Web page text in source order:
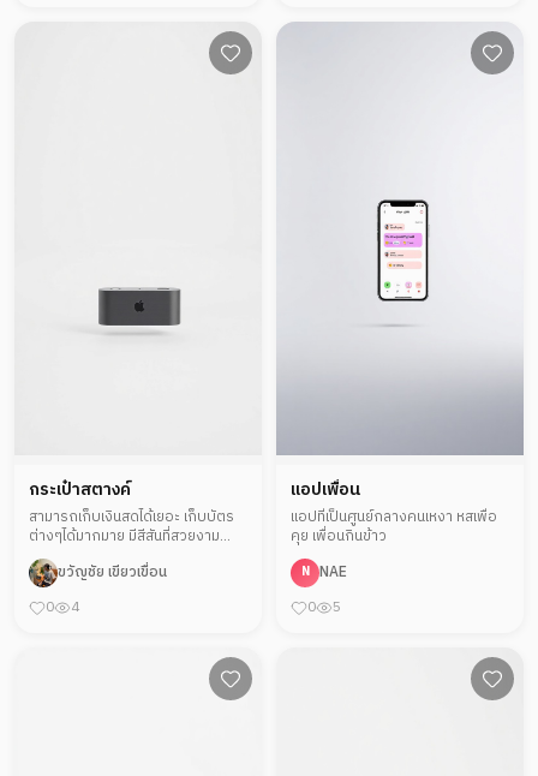
กระเป๋าสตางค์
สามารถเก็บเงินสดได้เยอะ เก็บบัตร
ต่างๆได้มากมาย มีสีสันที่สวยงาม
ราคาไม่แพง
ขวัญชัย เขียวเขื่อน
0
4
แอปเพื่อน
แอปที่เป็นศูนย์กลางคนเหงา หสเพื่อ
คุย เพื่อนกินข้าว
N NAE
0
5